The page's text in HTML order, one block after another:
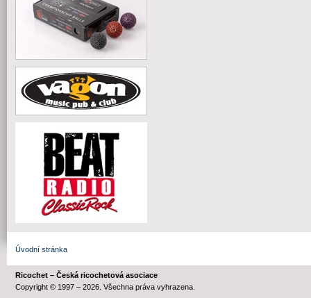
Úvodní stránka
Ricochet – Česká ricochetová asociace
Copyright © 1997 – 2026. Všechna práva vyhrazena.